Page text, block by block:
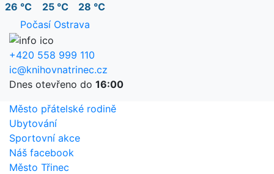
26 °C 25 °C
28 °C
Počasí Ostrava
+420 558 999 110
ic@knihovnatrinec.cz
Dnes otevřeno do 16:00
Město přátelské rodině
Ubytování
Sportovní akce
Náš facebook
Město Třinec